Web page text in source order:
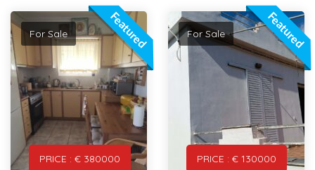
Featured
PRICE : € 380000
For Sale Featured
PRICE : € 130000
For Sale